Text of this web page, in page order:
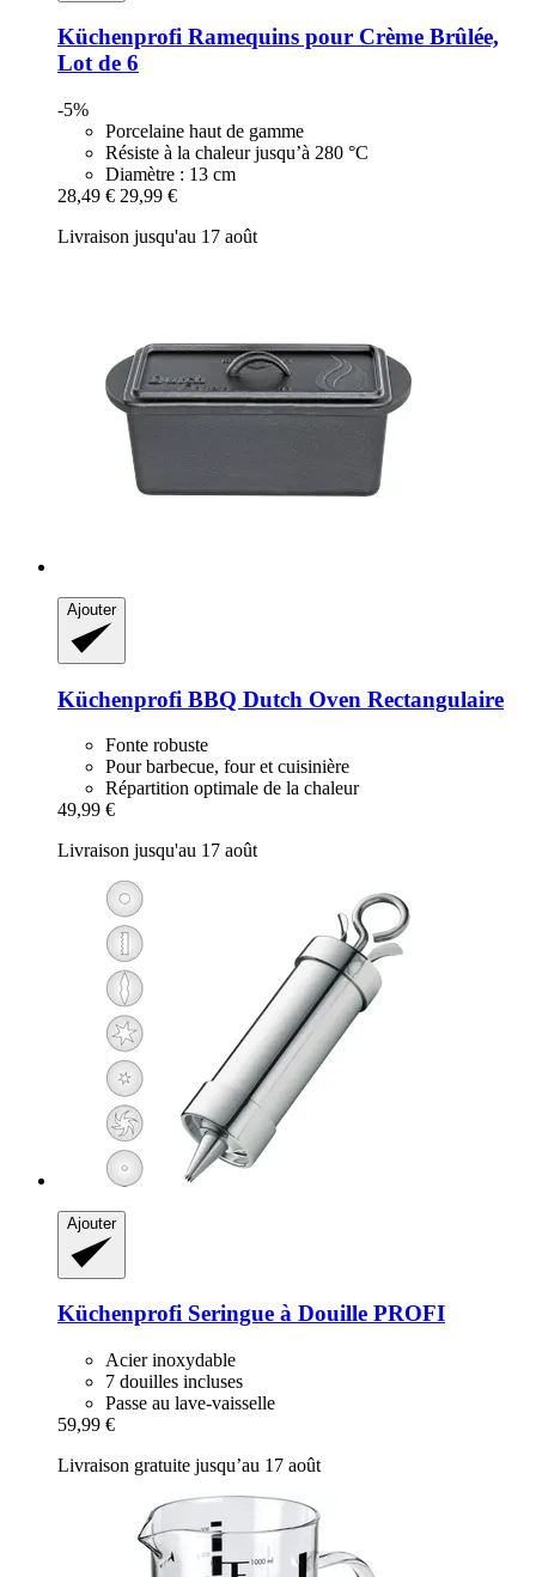
Küchenprofi Ramequins pour Crème Brûlée,
Lot de 6
-5%
Porcelaine haut de gamme
Résiste à la chaleur jusqu’à 280 °C
Diamètre : 13 cm
28,49 € 29,99 €
Livraison jusqu'au 17 août
Ajouter
Küchenprofi BBQ Dutch Oven Rectangulaire
Fonte robuste
Pour barbecue, four et cuisinière
Répartition optimale de la chaleur
49,99 €
Livraison jusqu'au 17 août
Ajouter
Küchenprofi Seringue à Douille PROFI
Acier inoxydable
7 douilles incluses
Passe au lave-vaisselle
59,99 €
Livraison gratuite jusqu’au 17 août